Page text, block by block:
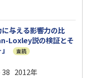
に与える影響力の比
Loxley説の検証とそ
査読
38 2012年